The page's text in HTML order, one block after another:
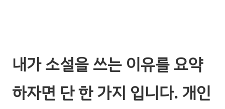
내가 소설을 쓰는 이유를 요약
하자면 단 한 가지 입니다. 개인